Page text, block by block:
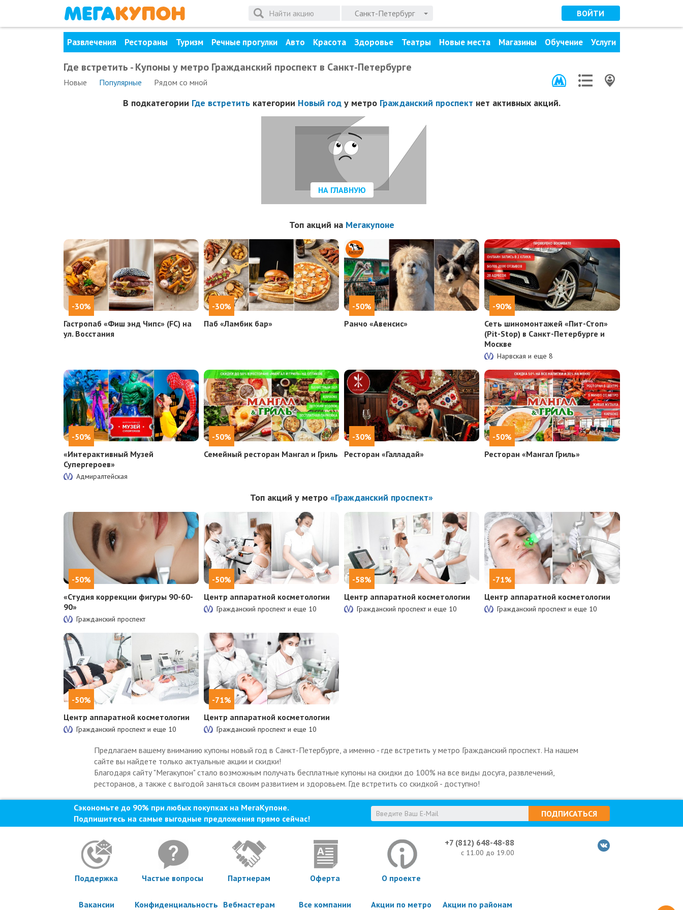
Санкт-Петербург ВОЙТИ
Развлечения Рестораны Туризм Речные прогулки Авто Красота Здоровье Театры Новые места Магазины Обучение Услуги
Где встретить - Купоны у метро Гражданский проспект в Санкт-Петербурге
Новые Популярные Рядом со мной
В подкатегории Где встретитькатегории Новый году метро Гражданский проспект нет активных акций.
НА ГЛАВНУЮ
Топ акций на Мегакупоне
-30%
Гастропаб «Фиш энд Чипс» (FC) на
ул. Восстания
-30%
Паб «Ламбик бар»
-50%
Ранчо «Авенсис»
-90%
Сеть шиномонтажей «Пит-Стоп»
(Pit-Stop) в Санкт-Петербурге и
Москве
Нарвская и еще8
-50%
«Интерактивный Музей
Супергероев»
Адмиралтейская
-50%
Семейный ресторан Мангал и Гриль
-30%
Ресторан «Галладай»
-50%
Ресторан «Мангал Гриль»
Топ акций у метро «Гражданский проспект»
-50%
«Студия коррекции фигуры 90-60-
90»
Гражданский проспект
-50%
Центр аппаратной косметологии
Гражданский проспект и еще 10
-58%
Центр аппаратной косметологии
Гражданский проспект и еще 10
-71%
Центр аппаратной косметологии
Гражданский проспект и еще 10
-50%
Центр аппаратной косметологии
Гражданский проспект и еще 10
-71%
Центр аппаратной косметологии
Гражданский проспект и еще 10
Предлагаем вашему вниманию купоны новый год в Санкт-Петербурге, а именно - где встретить у метро Гражданский проспект. На нашем
сайте вы найдете только актуальные акции и скидки!
Благодаря сайту "Мегакупон" стало возможным получать бесплатные купоны на скидки до 100% на все виды досуга, развлечений,
ресторанов, а также с выгодой заняться своим развитием и здоровьем. Где встретить со скидкой - доступно!
Сэкономьте до 90% при любых покупках на МегаКупоне.
Подпишитесь на самые выгодные предложения прямо сейчас!
ПОДПИСАТЬСЯ
+7 (812) 648-48-88
с 11.00 до 19.00
Поддержка Частые вопросы Партнерам Оферта О проекте
Вакансии Конфиденциальность Вебмастерам Все компании Акции по метро Акции по районам